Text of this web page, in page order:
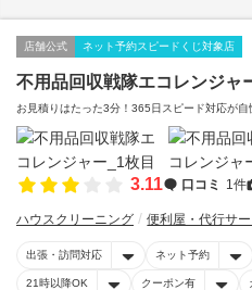
店舗公式 ネット予約スピードくじ対象店
不用品回収戦隊エコレンジャ
お見積りはたった3分！365日スピード対応が自
3.11 口コミ 1件
ハウスクリーニング 便利屋・代行サ
出張・訪問対応 ネット予約
21時以降OK クーポン有